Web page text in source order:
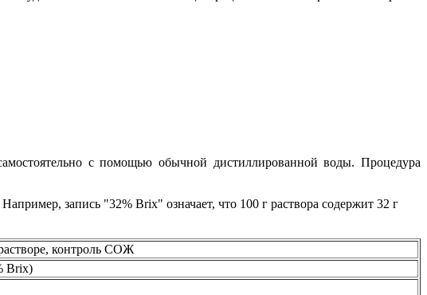
с помощью обычной дистиллированной воды. Процедура
запись "32% Brix" означает, что 100 г раствора содержит 32 г
контроль СОЖ
Brix)